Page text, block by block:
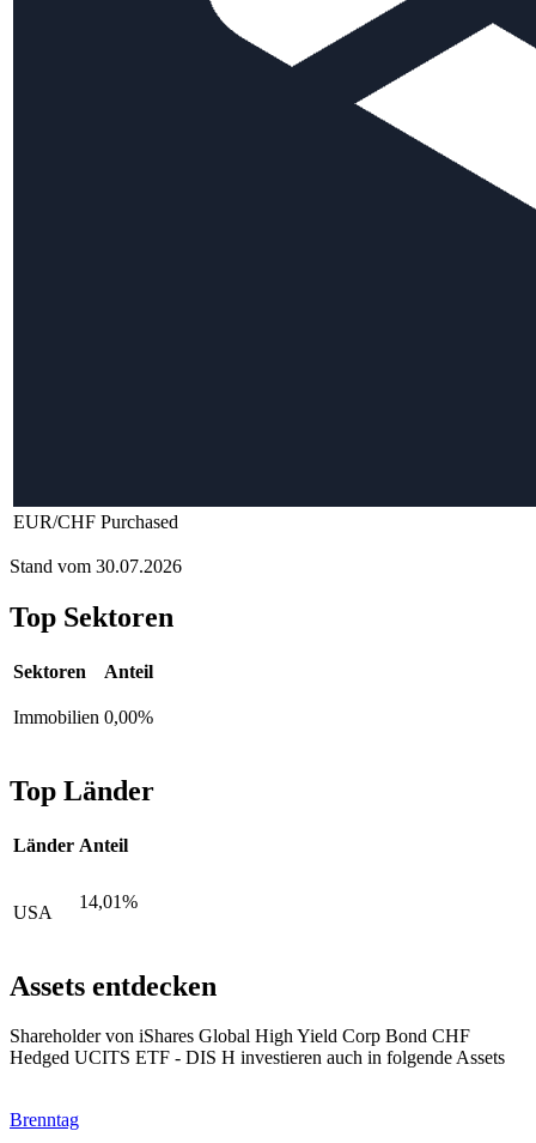
EUR/CHF Purchased
Stand vom 30.07.2026
Top Sektoren
Sektoren Anteil
Immobilien 0,00%
Top Länder
Länder Anteil
USA
14,01%
Assets entdecken
Shareholder von iShares Global High Yield Corp Bond CHF
Hedged UCITS ETF - DIS H investieren auch in folgende Assets
Brenntag